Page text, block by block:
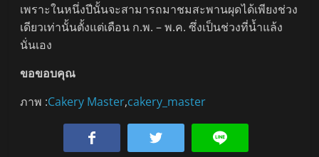
เพราะในหนึ่งปีนั้นจะสามารถมาชมสะพานผุดได้เพียงช่วง
เดียวเท่านั้นตั้งแต่เดือน ก.พ. – พ.ค. ซึ่งเป็นช่วงที่น้ำแล้ง
นั่นเอง
ขอขอบคุณ
ภาพ :Cakery Master,cakery_master